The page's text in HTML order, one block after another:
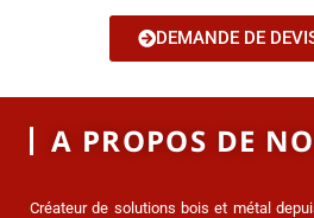
DEMANDE DE
A PROPOS DE
Créateur de solutions bois et métal